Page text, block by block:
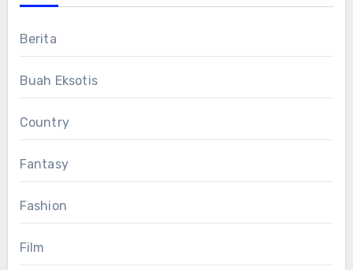
Berita
Buah Eksotis
Country
Fantasy
Fashion
Film